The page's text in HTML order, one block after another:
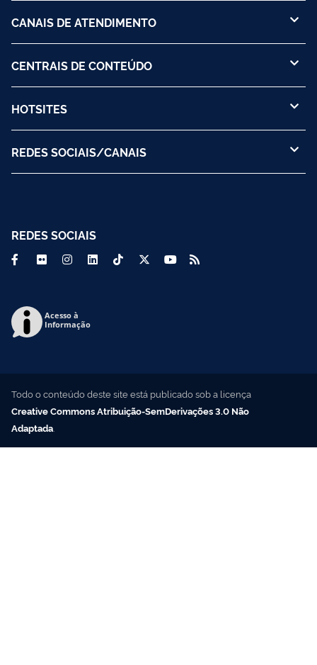
CANAIS DE ATENDIMENTO
CENTRAIS DE CONTEÚDO
HOTSITES
REDES SOCIAIS/CANAIS
REDES SOCIAIS
Acesso à
Informação
Todo o conteúdo deste site está publicado sob a licença
Creative Commons Atribuição-SemDerivações 3.0 Não
Adaptada